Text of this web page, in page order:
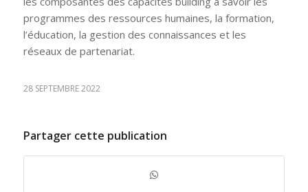
programmes des ressources humaines, la formation,
l’éducation, la gestion des connaissances et les
réseaux de partenariat.
28 SEPTEMBRE 2022
Partager cette publication